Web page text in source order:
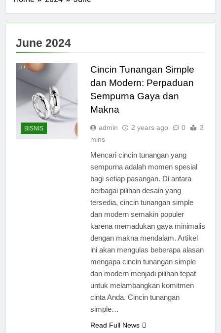
June 2024
BISNIS
Cincin Tunangan Simple
dan Modern: Perpaduan
Sempurna Gaya dan
Makna
admin 2 years ago 0
3
mins
Mencari cincin tunangan yang
sempurna adalah momen spesial
bagi setiap pasangan. Di antara
berbagai pilihan desain yang
tersedia, cincin tunangan simple
dan modern semakin populer
karena memadukan gaya minimalis
dengan makna mendalam. Artikel
ini akan mengulas beberapa alasan
mengapa cincin tunangan simple
dan modern menjadi pilihan tepat
untuk melambangkan komitmen
cinta Anda. Cincin tunangan
simple…
Read Full News